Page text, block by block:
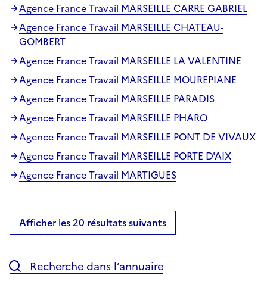
Agence France Travail MARSEILLE CARRE GABRIEL
Agence France Travail MARSEILLE CHATEAU-
GOMBERT
Agence France Travail MARSEILLE LA VALENTINE
Agence France Travail MARSEILLE MOUREPIANE
Agence France Travail MARSEILLE PARADIS
Agence France Travail MARSEILLE PHARO
Agence France Travail MARSEILLE PONT DE VIVAUX
Agence France Travail MARSEILLE PORTE D'AIX
Agence France Travail MARTIGUES
Afficher les 20 résultats suivants
Recherche dans l’annuaire